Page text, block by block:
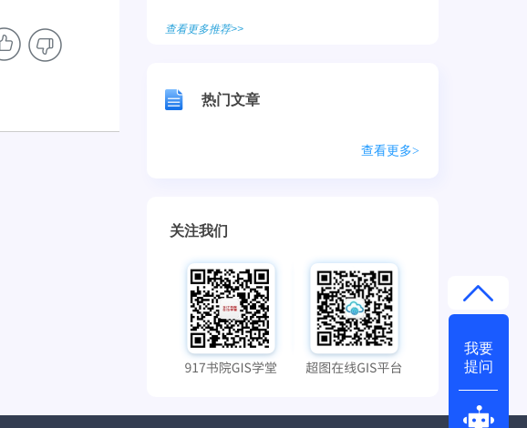
我要
提问
查看更多推荐>>
热门文章
查看更多>
关注我们